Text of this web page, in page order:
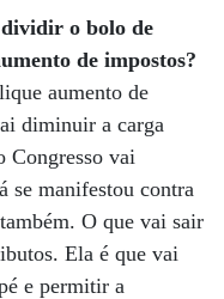
dividir o bolo de
de impostos?
aumento de
diminuir a carga
Congresso vai
se manifestou contra
O que vai sair
Ela é que vai
e permitir a